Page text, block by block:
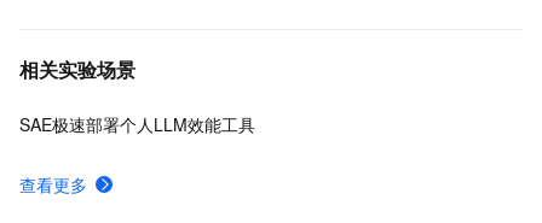
相关实验场景
SAE极速部署个人LLM效能工具
查看更多